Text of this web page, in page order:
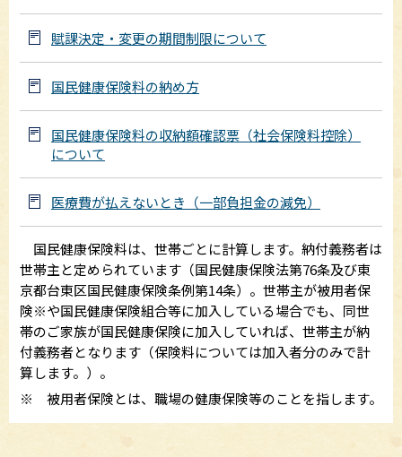
賦課決定・変更の期間制限について
国民健康保険料の納め方
国民健康保険料の収納額確認票（社会保険料控除）
について
医療費が払えないとき（一部負担金の減免）
国民健康保険料は、世帯ごとに計算します。納付義務者は
世帯主と定められています（国民健康保険法第76条及び東
京都台東区国民健康保険条例第14条）。世帯主が被用者保
険※や国民健康保険組合等に加入している場合でも、同世
帯のご家族が国民健康保険に加入していれば、世帯主が納
付義務者となります（保険料については加入者分のみで計
算します。）。
※ 被用者保険とは、職場の健康保険等のことを指します。